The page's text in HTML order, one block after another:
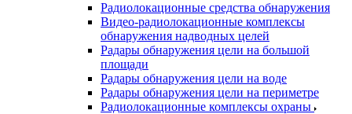
Радиолокационные средства обнаружения
Видео-радиолокационные комплексы
обнаружения надводных целей
Радары обнаружения цели на большой
площади
Радары обнаружения цели на воде
Радары обнаружения цели на периметре
Радиолокационные комплексы охраны